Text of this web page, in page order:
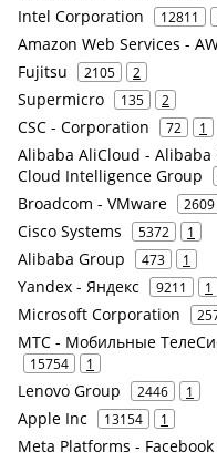
Intel Corporation 12811
Amazon Web Services -
Fujitsu 2105 2
Supermicro 135 2
CSC - Corporation 72 1
Alibaba AliCloud -
Cloud Intelligence Group
Broadcom - VMware 2609
Cisco Systems 5372 1
Alibaba Group 473 1
Yandex - Яндекс 9211 1
Microsoft Corporation
МТС - Мобильные
15754 1
Lenovo Group 2446 1
Apple Inc 13154 1
Meta Platforms - Facebook